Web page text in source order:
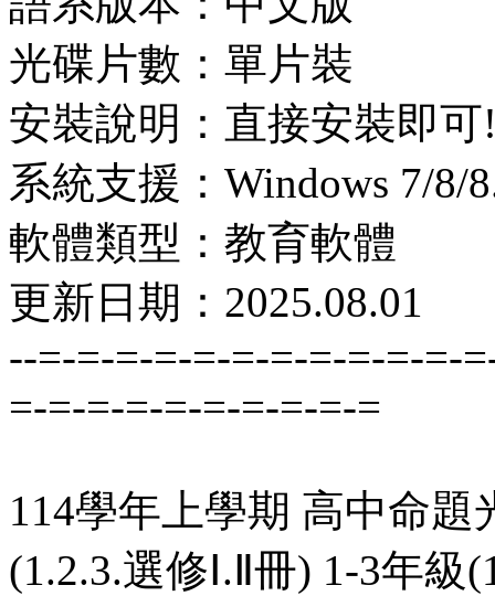
光碟片數：單片裝
安裝說明：直接安裝即可
系統支援：Windows 7/8/
軟體類型：教育軟體
更新日期：2025.08.01
--=-=-=-=-=-=-=-=-=-=-=-
=-=-=-=-=-=-=-=-=-=
114學年上學期 高中命
(1.2.3.選修Ⅰ.Ⅱ冊) 1-3年級